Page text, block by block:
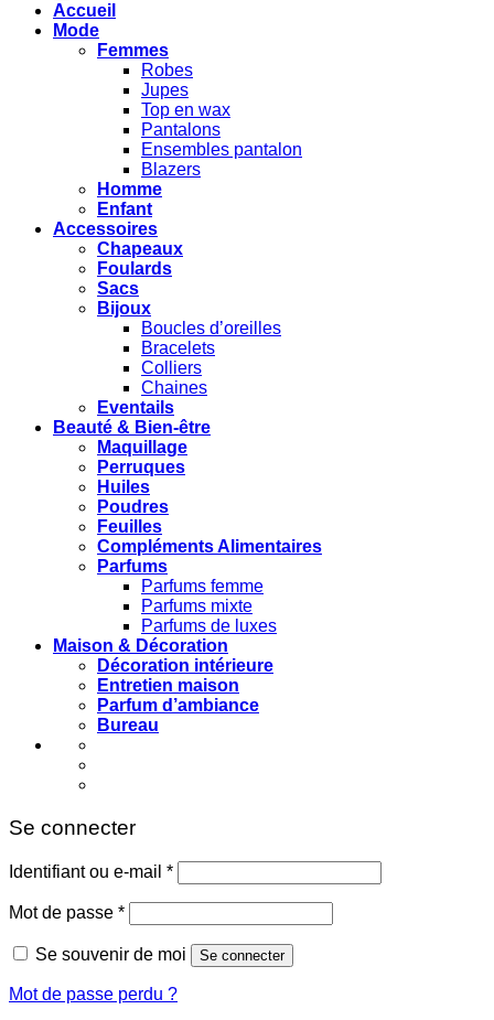
Accueil
Mode
Femmes
Robes
Jupes
Top en wax
Pantalons
Ensembles pantalon
Blazers
Homme
Enfant
Accessoires
Chapeaux
Foulards
Sacs
Bijoux
Boucles d’oreilles
Bracelets
Colliers
Chaines
Eventails
Beauté & Bien-être
Maquillage
Perruques
Huiles
Poudres
Feuilles
Compléments Alimentaires
Parfums
Parfums femme
Parfums mixte
Parfums de luxes
Maison & Décoration
Décoration intérieure
Entretien maison
Parfum d’ambiance
Bureau
Se connecter
Identifiant ou e-mail *Obligatoire
Mot de passe *Obligatoire
Se souvenir de moi Se connecter
Mot de passe perdu ?